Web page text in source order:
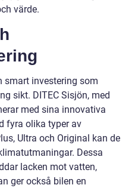
värde.
smart investering som
sikt. DITEC Sisjön, med
med sina innovativa
fyra olika typer av
Ultra och Original kan de
Dessa
lacken mot vatten,
ger också bilen en